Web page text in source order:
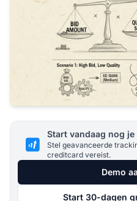
Start vandaag nog
Stel geavanceerde
creditcard vereist.
Demo
Start 30-dagen